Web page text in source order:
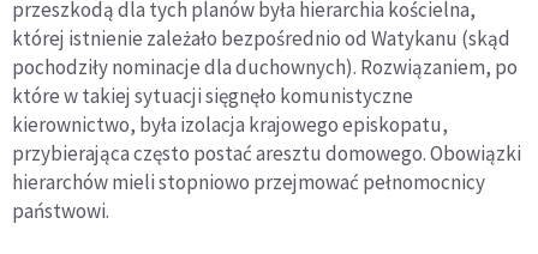
przeszkodądla tych planów była hierarchia kościelna,
której istnienie zależało bezpośrednio od Watykanu (skąd
pochodziły nominacje dla duchownych). Rozwiązaniem, po
które w takiej sytuacji sięgnęło komunistyczne
kierownictwo, była izolacja krajowego episkopatu,
przybierająca często postaćaresztu domowego. Obowiązki
hierarchów mieli stopniowo przejmować pełnomocnicy
państwowi.